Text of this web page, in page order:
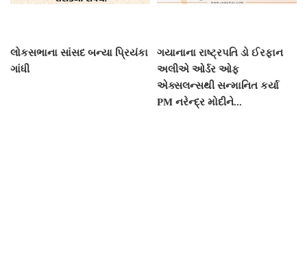
લોકસભાના સાંસદ બન્યા પ્રિયંકા
ગાંધી
ગયાનાના રાષ્ટ્રપતિ ડો ઈરફાન
અલીએ ઓર્ડર ઓફ
એક્સલન્સથી સન્માનિત કર્યા
PM નરેન્દ્ર મોદીને...